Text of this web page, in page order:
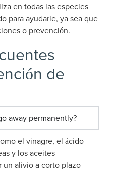
en todas las especies
para ayudarle, ya sea que
o prevención.
de
away permanently?
el vinagre, el ácido
y los aceites
un alivio a corto plazo